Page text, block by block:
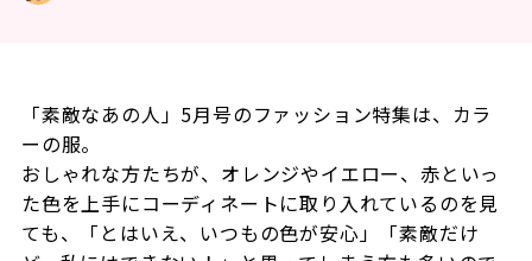
「素敵なあの人」5月号のファッション特集は、カラ
ーの服。
おしゃれな方たちが、オレンジやイエロー、赤といっ
た色を上手にコーディネートに取り入れているのを見
ても、「とはいえ、いつもの色が安心」「素敵だけ